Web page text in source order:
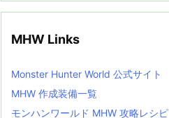
MHW Links
Monster Hunter World 公式サイト
MHW 作成装備一覧
モンハンワールド MHW 攻略レシピ